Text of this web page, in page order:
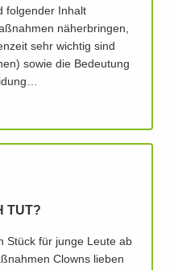
folgender Inhalt
näherbringen,
sehr wichtig sind
sowie die Bedeutung
TUT?
Stück für junge Leute ab
Clowns lieben